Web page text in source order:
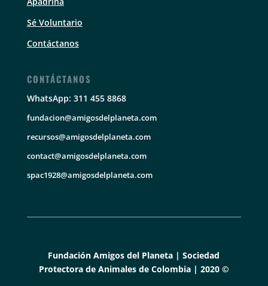
Sé Voluntario
Contáctanos
CONTÁCTANOS
WhatsApp: 311 455 8868
fundacion@amigosdelplaneta.com
recursos@amigosdelplaneta.com
contact@amigosdelplaneta.com
spac1928@amigosdelplaneta.com
Fundación Amigos del Planeta | Sociedad
Protectora de Animales de Colombia | 2020 ©